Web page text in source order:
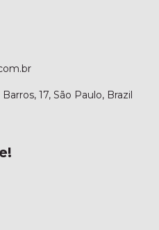
17, São Paulo, Brazil